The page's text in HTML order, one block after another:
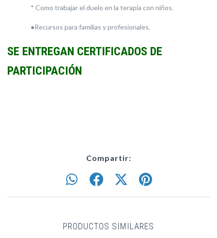
* Como trabajar el duelo en la terapia con niños.
●Recursos para familias y profesionales.
SE ENTREGAN CERTIFICADOS DE
PARTICIPACIÓN
Compartir:
PRODUCTOS SIMILARES